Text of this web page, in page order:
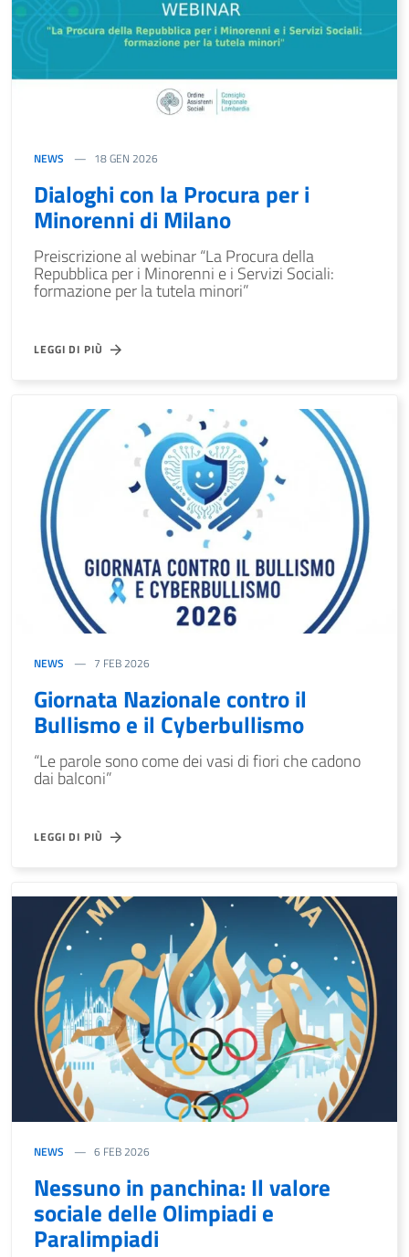
NEWS 18 GEN 2026
Dialoghi con la Procura per i
Minorenni di Milano
Preiscrizione al webinar “La Procura della
Repubblica per i Minorenni e i Servizi Sociali:
formazione per la tutela minori”
LEGGI DI PIÙ
NEWS 7 FEB 2026
Giornata Nazionale contro il
Bullismo e il Cyberbullismo
“Le parole sono come dei vasi di fiori che cadono
dai balconi”
LEGGI DI PIÙ
NEWS 6 FEB 2026
Nessuno in panchina: Il valore
sociale delle Olimpiadi e
Paralimpiadi